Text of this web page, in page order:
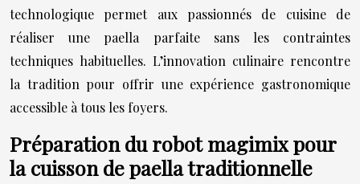
technologique permet aux passionnés de cuisine de
réaliser une paella parfaite sans les contraintes
techniques habituelles. L’innovation culinaire rencontre
la tradition pour offrir une expérience gastronomique
accessible à tous les foyers.
Préparation du robot magimix pour
la cuisson de paella traditionnelle